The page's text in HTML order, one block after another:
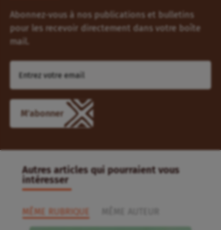
Abonnez-vous à nos publications et bulletins
pour les recevoir directement dans votre boîte
mail.
M'abonner
Autres articles qui pourraient vous
intéresser
MÊME RUBRIQUE